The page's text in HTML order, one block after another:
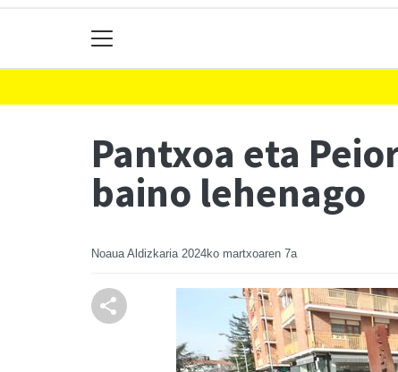
Pantxoa eta
baino lehenago
Noaua Aldizkaria 2024ko martxoaren 7a